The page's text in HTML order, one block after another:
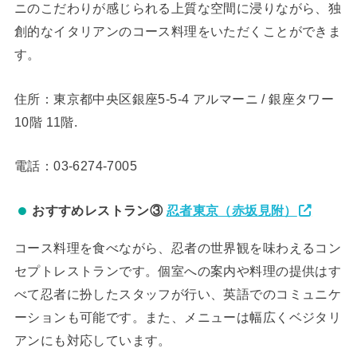
ニのこだわりが感じられる上質な空間に浸りながら、独
創的なイタリアンのコース料理をいただくことができま
す。
住所：東京都中央区銀座5-5-4 アルマーニ / 銀座タワー
10階 11階.
電話：03-6274-7005
おすすめレストラン③ 忍者東京（赤坂見附）
コース料理を食べながら、忍者の世界観を味わえるコン
セプトレストランです。個室への案内や料理の提供はす
べて忍者に扮したスタッフが行い、英語でのコミュニケ
ーションも可能です。また、メニューは幅広くベジタリ
アンにも対応しています。